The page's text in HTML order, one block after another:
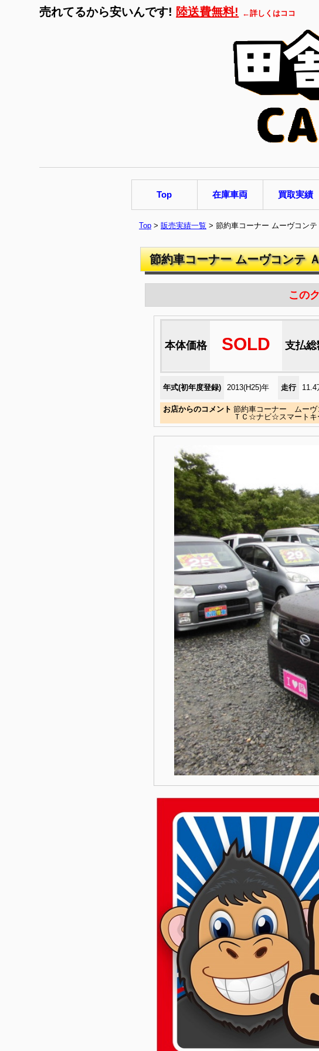
売れてるから安いんです! 陸送費無料! ←詳しくはココ
Top 在庫車両 買取実績
Top > 販売実績一覧 > 節約車コーナー ムーヴコン
節約車コーナー ムーヴコンテ
この
本体価格 SOLD 支払総
年式(初年度登録) 2013(H25)年 走行 11.4
お店からのコメント 節約車コーナー ムー
ＴＣ☆ナビ☆スマートキ